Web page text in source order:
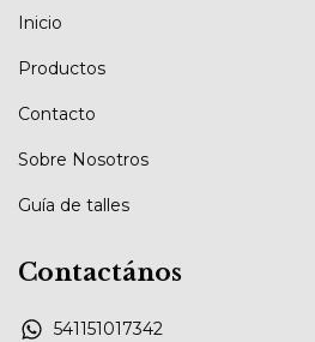
Inicio
Productos
Contacto
Sobre Nosotros
Guía de talles
Contactános
541151017342